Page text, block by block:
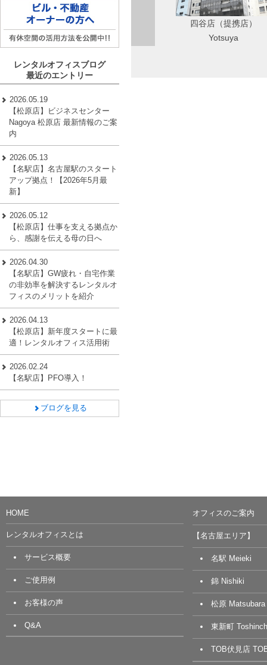
四谷店（提携店）
Yotsuya
レンタルオフィスブログ
最近のエントリー
2026.05.19
【松原店】ビジネスセンター
Nagoya 松原店 最新情報のご案
内
2026.05.13
【名駅店】名古屋駅のスタート
アップ拠点！【2026年5月最
新】
2026.05.12
【松原店】仕事を支える拠点か
ら、感謝を伝える母の日へ
2026.04.30
【名駅店】GW疲れ・自宅作業
の非効率を解決するレンタルオ
フィスのメリットを紹介
2026.04.13
【松原店】新年度スタートに最
適！レンタルオフィス活用術
2026.02.24
【名駅店】PFO導入！
ブログを見る
HOME
レンタルオフィスとは
サービス概要
ご使用例
お客様の声
Q&A
オフィスのご案内
【名古屋エリア】
名駅 Meieki
錦 Nishiki
松原 Matsubara
東新町
TOB伏見店